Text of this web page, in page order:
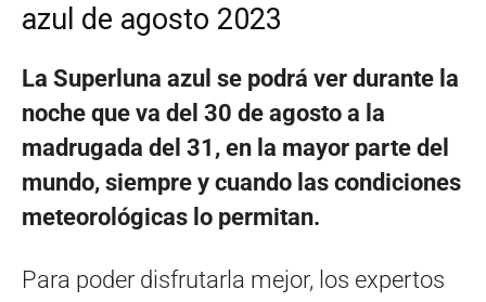
azul de agosto 2023
La Superluna azul se podrá ver durante la
noche que va del 30 de agosto a la
madrugada del 31, en la mayor parte del
mundo, siempre y cuando las condiciones
meteorológicas lo permitan.
Para poder disfrutarla mejor, los expertos